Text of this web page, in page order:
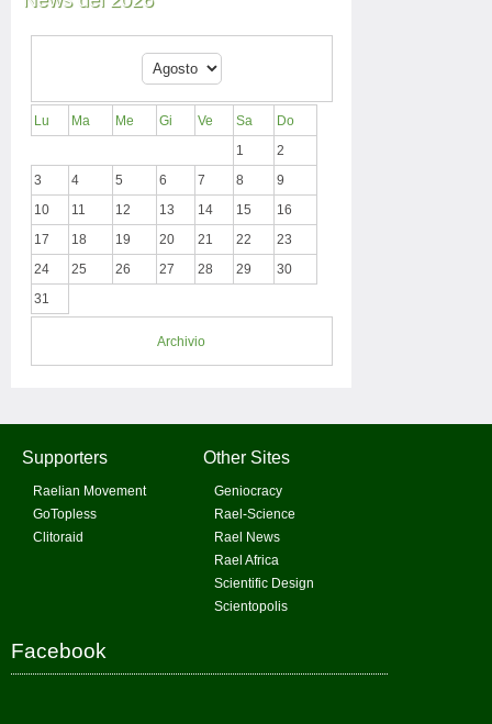
Lu Ma Me Gi Ve Sa
Do
1
2
3
4 5 6 7 8
9
10
11 12 13 14 15
16
17
18 19 20 21 22
23
24
25 26 27 28 29
30
31
Archivio
Supporters
Raelian Movement
GoTopless
Clitoraid
Other Sites
Geniocracy
Rael-Science
Rael News
Rael Africa
Scientific Design
Scientopolis
Facebook